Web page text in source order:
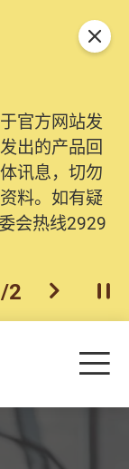
官方网站发
出的产品回
讯息，切勿
料。如有疑
会热线2929
/2 下一个开
关闭
目